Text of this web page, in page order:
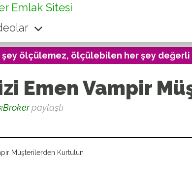
Emlak Sitesi
ölçülemez, ölçülebilen her şey
Emen Vampir
paylaştı